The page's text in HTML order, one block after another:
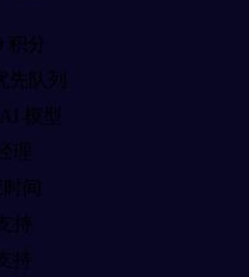
积分
先队列
模型
理
间
持
持